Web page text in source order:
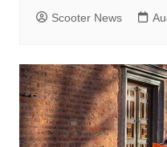
Scooter News